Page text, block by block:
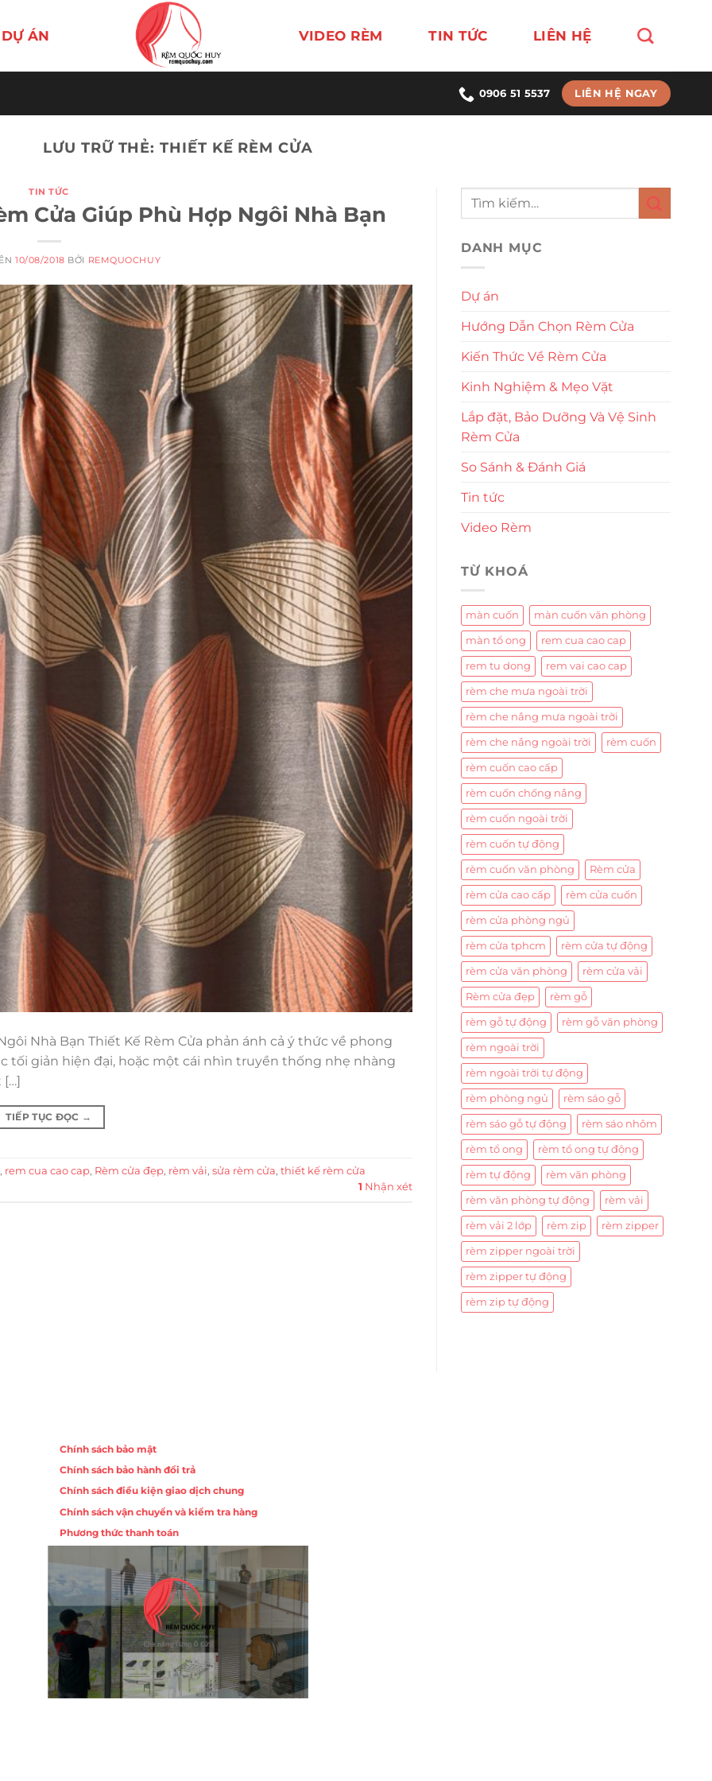
DỰ ÁN VIDEO RÈM TIN TỨC LIÊN HỆ
0906 51 5537 LIÊN HỆ NGAY
LƯU TRỮ THẺ:THIẾT KẾ RÈM CỬA
TIN TỨC
Cửa Giúp Phù Hợp Ngôi Nhà Bạn
10/08/2018 BỞI REMQUOCHUY
Nhà Bạn Thiết Kế Rèm Cửa phản ánh cả ý thức về phong
tối giản hiện đại, hoặc một cái nhìn truyền thống nhẹ nhàng
[…]
TIẾP TỤC ĐỌC →
, rem cua cao cap, Rèm cửa đẹp, rèm vải, sửa rèm cửa, thiết kế rèm cửa
1 Nhận xét
DANH MỤC
Dự án
Hướng Dẫn Chọn Rèm Cửa
Kiến Thức Về Rèm Cửa
Kinh Nghiệm & Mẹo Vặt
Lắp đặt, Bảo Dưỡng Và Vệ Sinh
Rèm Cửa
So Sánh & Đánh Giá
Tin tức
Video Rèm
TỪ KHOÁ
màn cuốn màn cuốn văn phòng
màn tổ ong rem cua cao cap
rem tu dong rem vai cao cap
rèm che mưa ngoài trời
rèm che nắng mưa ngoài trời
rèm che nắng ngoài trời rèm cuốn
rèm cuốn cao cấp
rèm cuốn chống nắng
rèm cuốn ngoài trời
rèm cuốn tự động
rèm cuốn văn phòng Rèm cửa
rèm cửa cao cấp rèm cửa cuốn
rèm cửa phòng ngủ
rèm cửa tphcm rèm cửa tự động
rèm cửa văn phòng rèm cửa vải
Rèm cửa đẹp rèm gỗ
rèm gỗ tự động rèm gỗ văn phòng
rèm ngoài trời
rèm ngoài trời tự động
rèm phòng ngủ rèm sáo gỗ
rèm sáo gỗ tự động rèm sáo nhôm
rèm tổ ong rèm tổ ong tự động
rèm tự động rèm văn phòng
rèm văn phòng tự động rèm vải
rèm vải 2 lớp rèm zip rèm zipper
rèm zipper ngoài trời
rèm zipper tự động
rèm zip tự động
Chính sách bảo mật
Chính sách bảo hành đổi trả
Chính sách điều kiện giao dịch chung
Chính sách vận chuyển và kiểm tra hàng
Phương thức thanh toán